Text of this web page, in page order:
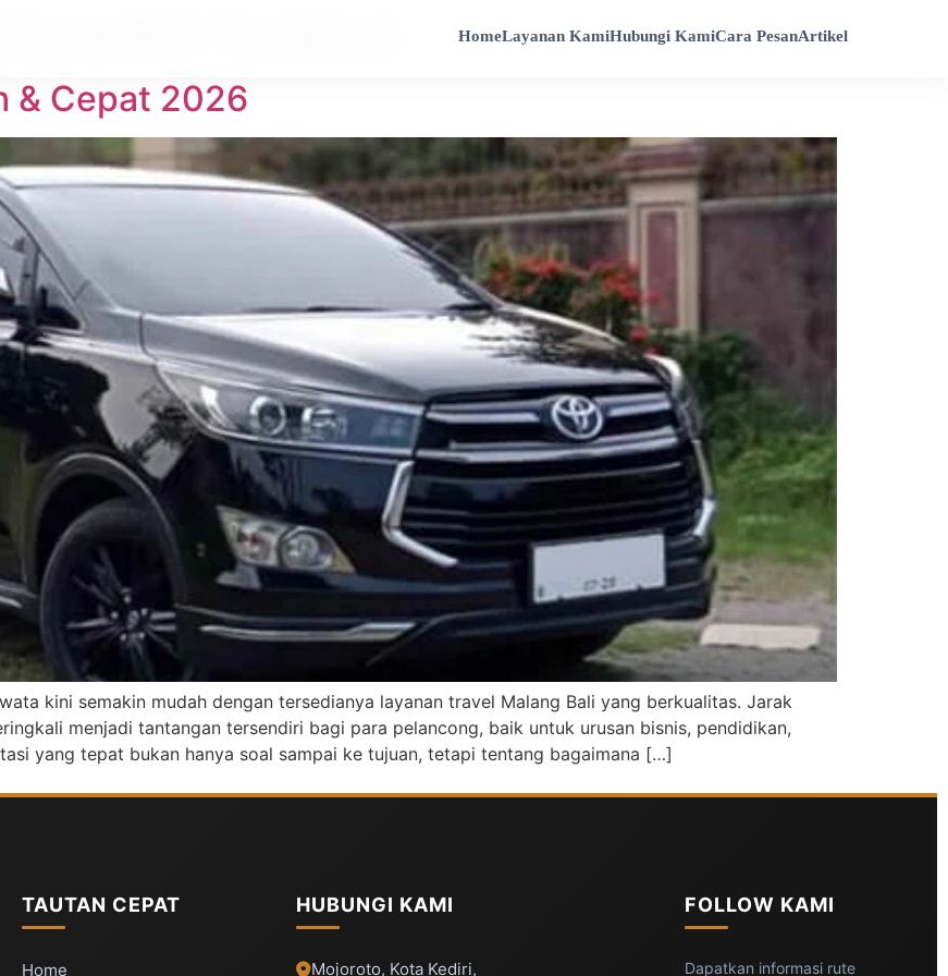
HomeLayanan KamiHubungi KamiCara PesanArtikel
Bali Terdekat
& Cepat 2026
kini semakin mudah dengan tersedianya layanan travel Malang Bali yang berkualitas. Jarak
menjadi tantangan tersendiri bagi para pelancong, baik untuk urusan bisnis, pendidikan,
yang tepat bukan hanya soal sampai ke tujuan, tetapi tentang bagaimana […]
TAUTAN CEPAT
Home
HUBUNGI KAMI
Mojoroto, Kota Kediri,
FOLLOW KAMI
Dapatkan informasi rute